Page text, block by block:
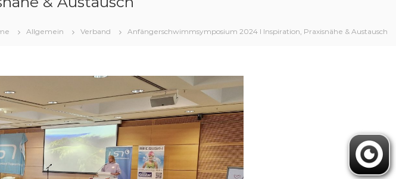
Allgemein Verband Anfängerschwimmsymposium 2024 I Inspiration, Praxisnähe & Austausch